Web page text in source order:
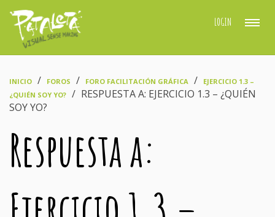
LOGIN
INICIO FOROS FORO FACILITACIÓN GRÁFICA
EJERCICIO 1.3 –
¿QUIÉN SOY YO?
RESPUESTA A: EJERCICIO 1.3 – ¿QUIÉN
SOY YO?
Respuesta a: